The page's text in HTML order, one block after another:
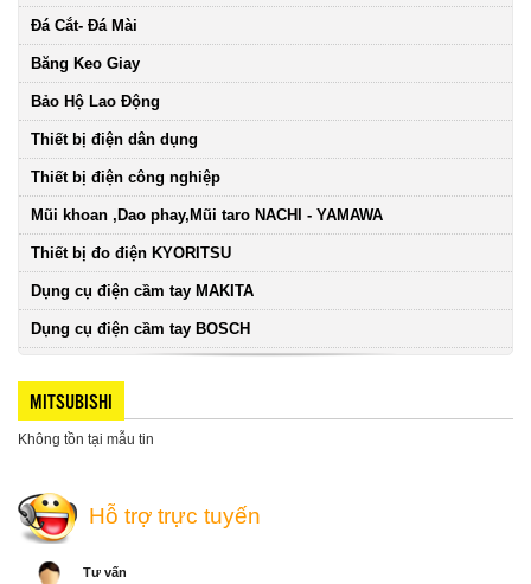
Đá Cắt- Đá Mài
Băng Keo Giay
Bảo Hộ Lao Động
Thiết bị điện dân dụng
Thiết bị điện công nghiệp
Mũi khoan ,Dao phay,Mũi taro NACHI - YAMAWA
Thiết bị đo điện KYORITSU
Dụng cụ điện cầm tay MAKITA
Dụng cụ điện cầm tay BOSCH
MITSUBISHI
Không tồn tại mẫu tin
Hỗ trợ trực tuyến
Tư vấn